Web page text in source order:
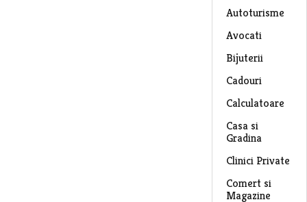
Autoturisme
Avocati
Bijuterii
Cadouri
Calculatoare
Casa si
Gradina
Clinici Private
Comert si
Magazine